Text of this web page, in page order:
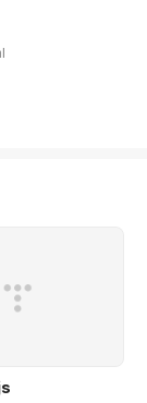
우에만 처리됩
지시어는 무시